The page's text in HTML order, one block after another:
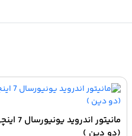
مانیتور اندروید